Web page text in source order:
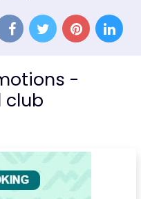
-
club